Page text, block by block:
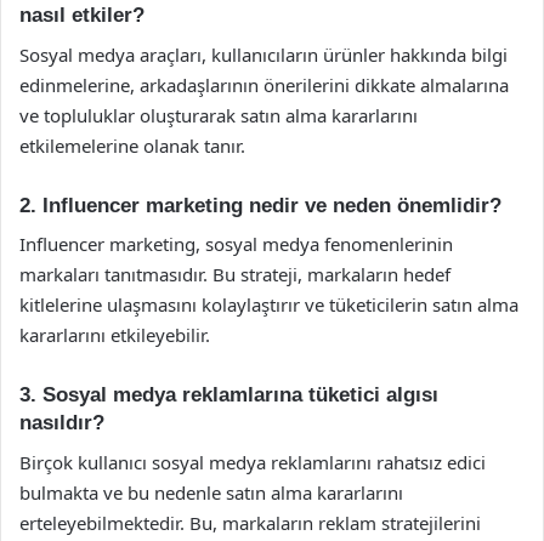
nasıl etkiler?
Sosyal medya araçları, kullanıcıların ürünler hakkında bilgi
edinmelerine, arkadaşlarının önerilerini dikkate almalarına
ve topluluklar oluşturarak satın alma kararlarını
etkilemelerine olanak tanır.
2. Influencer marketing nedir ve neden önemlidir?
Influencer marketing, sosyal medya fenomenlerinin
markaları tanıtmasıdır. Bu strateji, markaların hedef
kitlelerine ulaşmasını kolaylaştırır ve tüketicilerin satın alma
kararlarını etkileyebilir.
3. Sosyal medya reklamlarına tüketici algısı
nasıldır?
Birçok kullanıcı sosyal medya reklamlarını rahatsız edici
bulmakta ve bu nedenle satın alma kararlarını
erteleyebilmektedir. Bu, markaların reklam stratejilerini